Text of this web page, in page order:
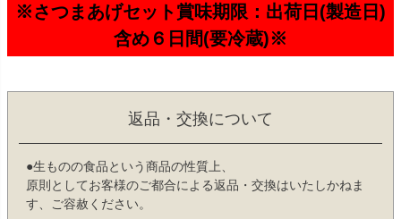
※さつまあげセット賞味期限：出荷日(製造日)
含め６日間(要冷蔵)※
返品・交換について
●生ものの食品という商品の性質上、
原則としてお客様のご都合による返品・交換はいたしかねま
す、ご容赦ください。